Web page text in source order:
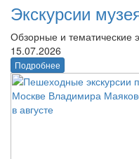
Экскурсии
Обзорные и тематические
15.07.2026
Подробнее